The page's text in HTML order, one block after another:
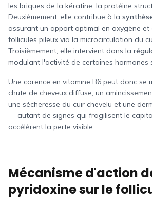
les briques de la kératine, la protéine
Deuxièmement, elle contribue à la
assurant un apport optimal en oxygène et
follicules pileux via la microcirculation du
Troisièmement, elle intervient dans la
modulant l'activité de certaines hormones
Une carence en vitamine B6 peut donc se
chute de cheveux diffuse, un
une sécheresse du cuir chevelu et une
— autant de signes qui fragilisent le
accélèrent la perte visible.
Mécanisme d'action
pyridoxine sur le